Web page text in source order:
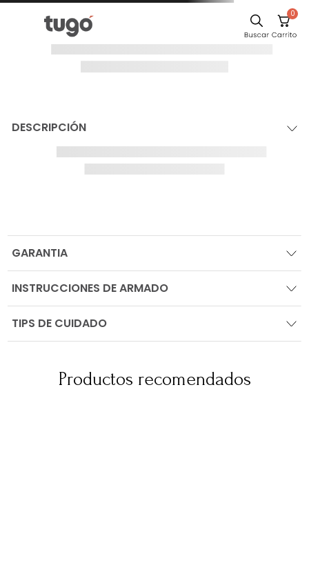
0
DESCRIPCIÓN
GARANTIA
INSTRUCCIONES DE ARMADO
TIPS DE CUIDADO
Productos recomendados